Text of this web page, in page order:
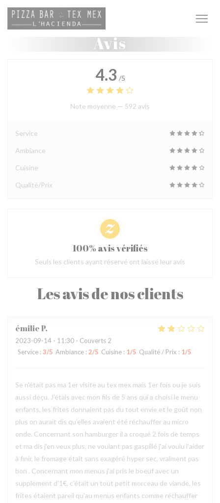
Personnalisation de vos choix en matière de cookies
Avis
Les avis de nos clients
émilieP
2023-09-14 - 11:30 - Couverts 2
Service : 3/5 Ambiance : 2/5 Cuisine : 1/5 Qualité / Prix : 1/5
Se n'était pas ma 1er visite au tex mex mais 1er fois ou je suis
aussi déçu. J'étais avec mon fils de 5 ans qui a choisi le menu
enfants, les frites donnaient pas du tout envie et le goût non
plus on aurait dis qu'elles avaient été réchauffer au micro
onde. Concernant son hamburger il a croqué 2 fois de temps
et ma dis j'en veux plus, ne voulant pas gaspillé j'ai voulu l'aider
à finir, le fromage était sans exagéré hyper sec, vraiment pas
bon . Concernant mon menus j'ai pris le boeuf avec un
supplement d'1€, c'était un tout petit morceau de viande, les
frites étaient pareil qu'au menus enfants comme réchauffer
4.3 /5
Note moyenne — 592 avis
Service
Ambiance
Cuisine
Qualité/Prix
100% avis vérifiés
Seuls les clients ayant réservé ont laissé leur avis